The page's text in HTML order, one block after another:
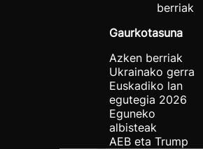
berriak
Gaurkotasuna
Azken berriak
Ukrainako gerra
Euskadiko lan
egutegia 2026
Eguneko
albisteak
AEB eta Trump